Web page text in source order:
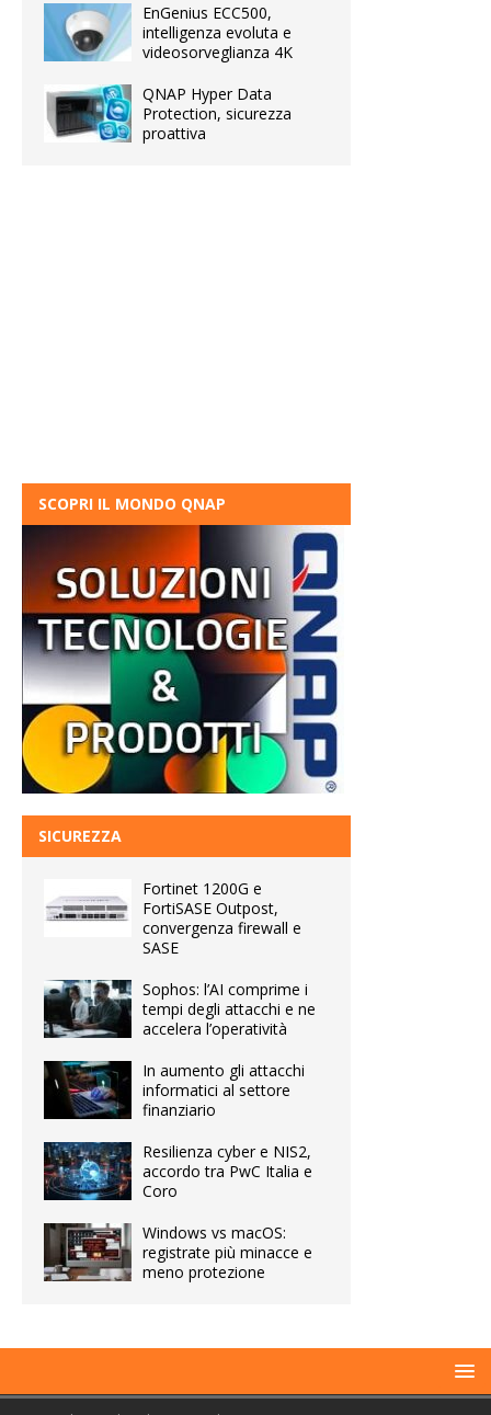
EnGenius ECC500,
intelligenza evoluta e
videosorveglianza 4K
QNAP Hyper Data
Protection, sicurezza
proattiva
SCOPRI IL MONDO QNAP
SICUREZZA
Fortinet 1200G e
FortiSASE Outpost,
convergenza firewall e
SASE
Sophos: l’AI comprime i
tempi degli attacchi e ne
accelera l’operatività
In aumento gli attacchi
informatici al settore
finanziario
Resilienza cyber e NIS2,
accordo tra PwC Italia e
Coro
Windows vs macOS:
registrate più minacce e
meno protezione